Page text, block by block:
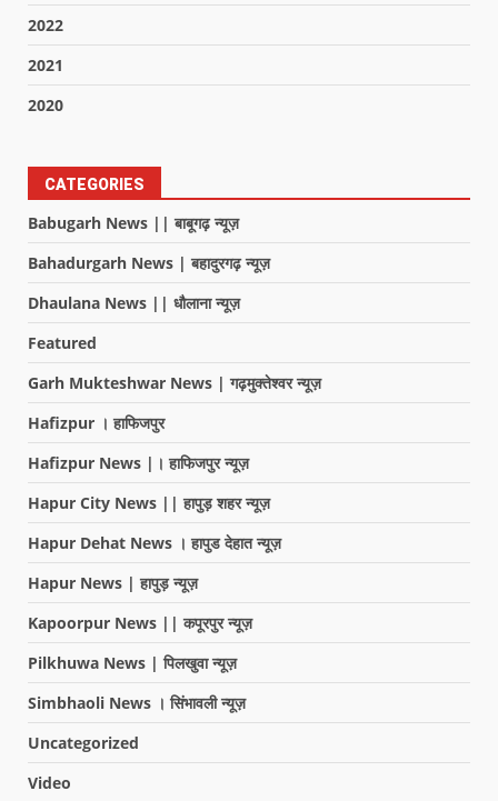
2022
2021
2020
CATEGORIES
Babugarh News || बाबूगढ़ न्यूज़
Bahadurgarh News | बहादुरगढ़ न्यूज़
Dhaulana News || धौलाना न्यूज़
Featured
Garh Mukteshwar News | गढ़मुक्तेश्वर न्यूज़
Hafizpur । हाफिजपुर
Hafizpur News |। हाफिजपुर न्यूज़
Hapur City News || हापुड़ शहर न्यूज़
Hapur Dehat News । हापुड देहात न्यूज़
Hapur News | हापुड़ न्यूज़
Kapoorpur News || कपूरपुर न्यूज़
Pilkhuwa News | पिलखुवा न्यूज़
Simbhaoli News । सिंभावली न्यूज़
Uncategorized
Video